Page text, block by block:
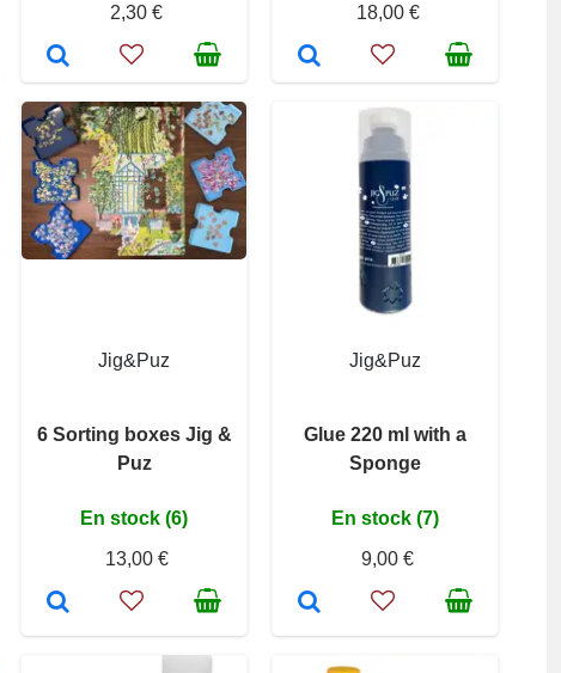
2,30 €
18,00 €
Jig&Puz
6 Sorting boxes Jig &
Puz
En stock (6)
13,00 €
Jig&Puz
Glue 220 ml with a
Sponge
En stock (7)
9,00 €